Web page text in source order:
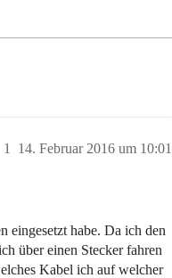
14. Februar 2016 um 10:01
1
eingesetzt habe. Da ich den
über einen Stecker fahren
Kabel ich auf welcher